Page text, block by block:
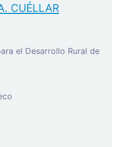
CUÉLLAR
el Desarrollo Rural de